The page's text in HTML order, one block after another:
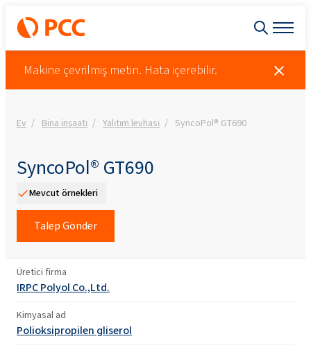
Makine çevrilmiş metin. Hata içerebilir.
Ev Bina inşaatı Yalıtım levhası SyncoPol® GT690
SyncoPol® GT690
Mevcut örnekleri
Talep Gönder
Üretici firma
IRPC Polyol Co.,Ltd.
Kimyasal ad
Polioksipropilen gliserol